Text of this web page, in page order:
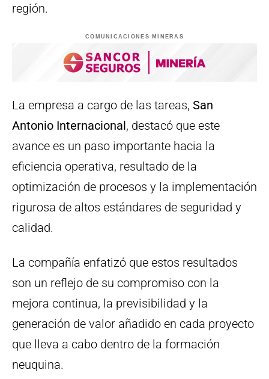
región.
COMUNICACIONES MINERAS
La empresa a cargo de las tareas, San
Antonio Internacional, destacó que este
avance es un paso importante hacia la
eficiencia operativa, resultado de la
optimización de procesos y la implementación
rigurosa de altos estándares de seguridad y
calidad.
La compañía enfatizó que estos resultados
son un reflejo de su compromiso con la
mejora continua, la previsibilidad y la
generación de valor añadido en cada proyecto
que lleva a cabo dentro de la formación
neuquina.